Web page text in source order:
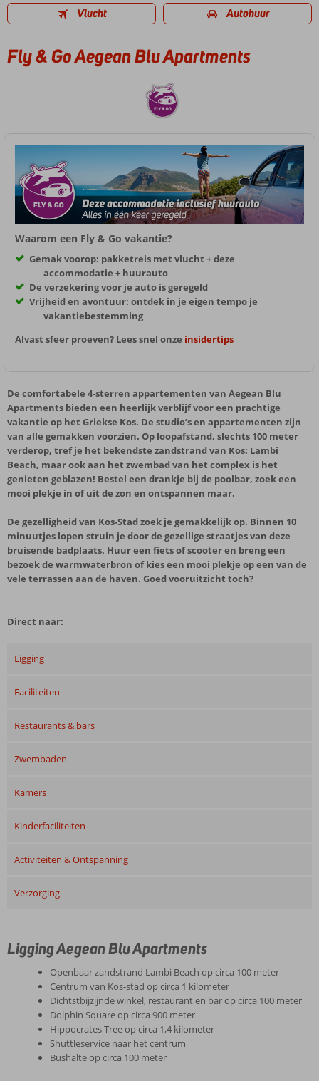
Vlucht Autohuur
Fly & Go Aegean Blu Apartments
Waarom een Fly & Go vakantie?
Gemak voorop: pakketreis met vlucht + deze
accommodatie + huurauto
De verzekering voor je auto is geregeld
Vrijheid en avontuur: ontdek in je eigen tempo je
vakantiebestemming
Alvast sfeer proeven? Lees snel onze insidertips
De comfortabele 4-sterren appartementen van Aegean Blu
Apartments bieden een heerlijk verblijf voor een prachtige
vakantie op het Griekse Kos. De studio’s en appartementen zijn
van alle gemakken voorzien. Op loopafstand, slechts 100 meter
verderop, tref je het bekendste zandstrand van Kos: Lambi
Beach, maar ook aan het zwembad van het complex is het
genieten geblazen! Bestel een drankje bij de poolbar, zoek een
mooi plekje in of uit de zon en ontspannen maar.
De gezelligheid van Kos-Stad zoek je gemakkelijk op. Binnen 10
minuutjes lopen struin je door de gezellige straatjes van deze
bruisende badplaats. Huur een fiets of scooter en breng een
bezoek de warmwaterbron of kies een mooi plekje op een van de
vele terrassen aan de haven. Goed vooruitzicht toch?
Direct naar:
Ligging
Faciliteiten
Restaurants & bars
Zwembaden
Kamers
Kinderfaciliteiten
Activiteiten & Ontspanning
Verzorging
Ligging Aegean Blu Apartments
Openbaar zandstrand Lambi Beach op circa 100 meter
Centrum van Kos-stad op circa 1 kilometer
Dichtstbijzijnde winkel, restaurant en bar op circa 100 meter
Dolphin Square op circa 900 meter
Hippocrates Tree op circa 1,4 kilometer
Shuttleservice naar het centrum
Bushalte op circa 100 meter